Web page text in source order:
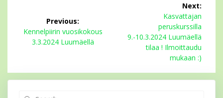
selausPrevious:
Previous
post:
Kennelpiirin vuosikokous
3.3.2024 Luumäellä
Next:
Next
post:
Kasvattajan
peruskurssilla
9.-10.3.2024 Luumäellä
tilaa ! Ilmoittaudu
mukaan :)